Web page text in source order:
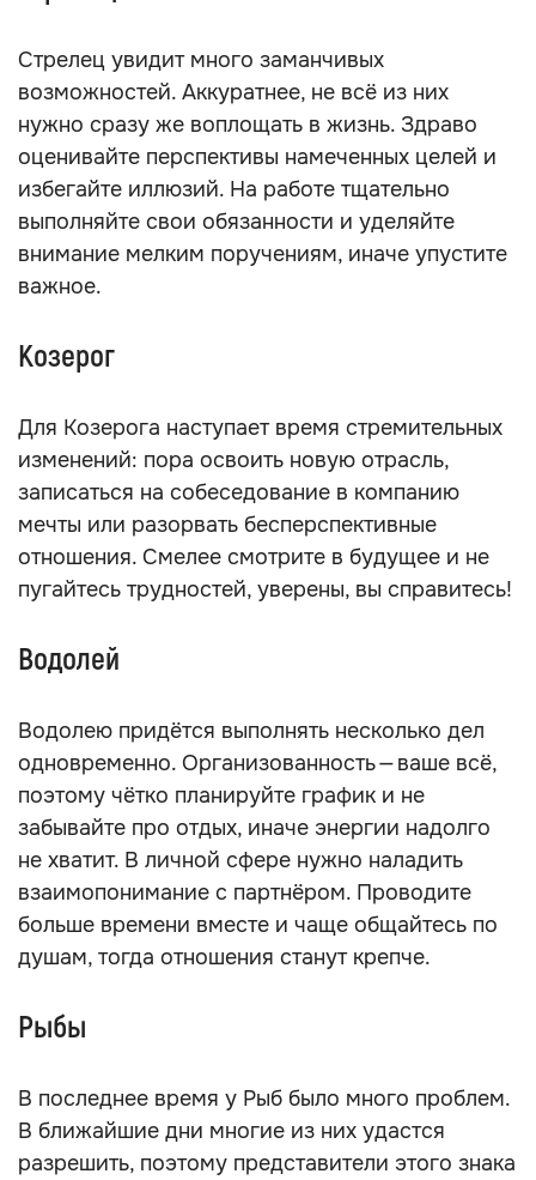
Стрелец увидит много заманчивых
возможностей. Аккуратнее, не всё из них
нужно сразу же воплощать в жизнь. Здраво
оценивайте перспективы намеченных целей и
избегайте иллюзий. На работе тщательно
выполняйте свои обязанности и уделяйте
внимание мелким поручениям, иначе упустите
важное.
Козерог
Для Козерога наступает время стремительных
изменений: пора освоить новую отрасль,
записаться на собеседование в компанию
мечты или разорвать бесперспективные
отношения. Смелее смотрите в будущее и не
пугайтесь трудностей, уверены, вы справитесь!
Водолей
Водолею придётся выполнять несколько дел
одновременно. Организованность — ваше всё,
поэтому чётко планируйте график и не
забывайте про отдых, иначе энергии надолго
не хватит. В личной сфере нужно наладить
взаимопонимание с партнёром. Проводите
больше времени вместе и чаще общайтесь по
душам, тогда отношения станут крепче.
Рыбы
В последнее время у Рыб было много проблем.
В ближайшие дни многие из них удастся
разрешить, поэтому представители этого знака